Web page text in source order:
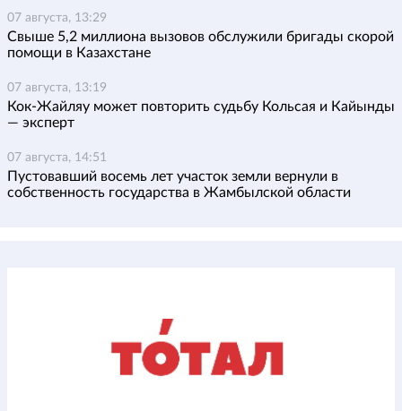
07 августа, 13:29
Свыше 5,2 миллиона вызовов обслужили бригады скорой
помощи в Казахстане
07 августа, 13:19
Кок-Жайляу может повторить судьбу Кольсая и Кайынды
— эксперт
07 августа, 14:51
Пустовавший восемь лет участок земли вернули в
собственность государства в Жамбылской области